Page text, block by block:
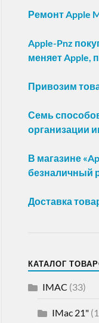
Ремонт Apple
Apple-Pnz
меняет Apple,
Привозим
Семь
организации
В магазине
безналичный
Доставка
КАТАЛОГ
IMAC (33)
IMac 21"